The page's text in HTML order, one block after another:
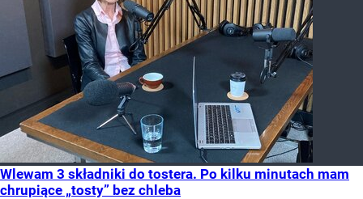
Wlewam 3 składniki do tostera. Po kilku minutach mam
chrupiące „tosty” bez chleba